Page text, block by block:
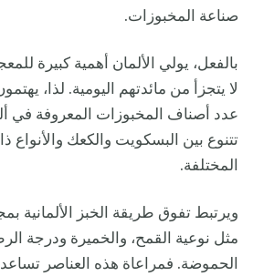
صناعة المخبوزات.
بالفعل، يولي الألمان أهمية كبيرة
لا يتجزأ من مائدتهم اليومية. لذا،
تتنوع بين البسكويت والكعك والأنواع
المختلفة.
ويرتبط تفوق طريقة الخبز الألمانية
مثل نوعية القمح، والخميرة ودرجة
الحموضة. فمراعاة هذه العناصر